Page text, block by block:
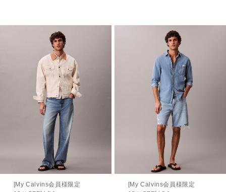
[My Calvins会員様限定
[My Calvins会員様限定